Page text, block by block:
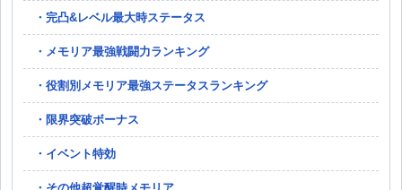
完凸&レベル最大時ステータス
メモリア最強戦闘力ランキング
役割別メモリア最強ステータスランキング
限界突破ボーナス
イベント特効